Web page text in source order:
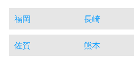
福岡 長崎
佐賀 熊本